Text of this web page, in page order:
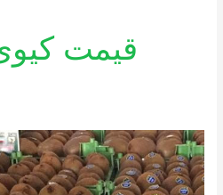
قیمت
صادرات
کیوی